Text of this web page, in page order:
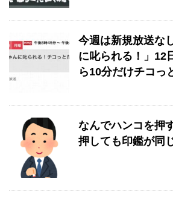
今週は新規放送な
に叱られる！」12
ら10分だけチコっ
なんでハンコを押
押しても印鑑が同